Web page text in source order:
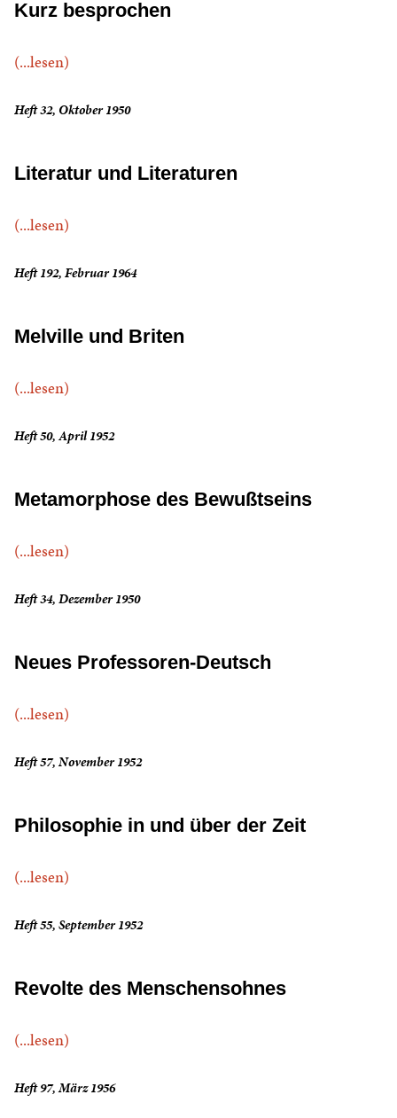
Kurz besprochen
(...lesen)
Heft 32, Oktober 1950
Literatur und Literaturen
(...lesen)
Heft 192, Februar 1964
Melville und Briten
(...lesen)
Heft 50, April 1952
Metamorphose des Bewußtseins
(...lesen)
Heft 34, Dezember 1950
Neues Professoren-Deutsch
(...lesen)
Heft 57, November 1952
Philosophie in und über der Zeit
(...lesen)
Heft 55, September 1952
Revolte des Menschensohnes
(...lesen)
Heft 97, März 1956